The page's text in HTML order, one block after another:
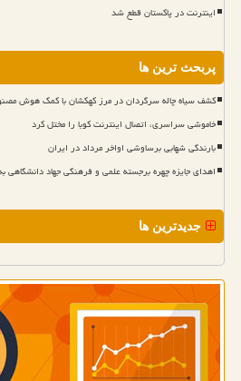
اینترنت در پاکستان قطع شد
پربحث ترین ها
کشف سیاه چاله سرگردان در مرز کهکشان با کمک هوش
خاموشی سراسری، اتصال اینترنت کوبا را مختل کرد
بارندگی شهابی برساوشی اواخر مرداد در ایران
اهدای جایزه چهره برجسته علمی و فرهنگی جهاد دانشگاهی
جدیدترین ها